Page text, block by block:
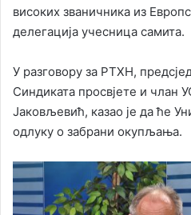
високих званичника из
делегација учесница самита.
У разговору за РТХН,
Синдиката просвјете и члан
Јаковљевић, казао је да ће
одлуку о забрани окупљања.